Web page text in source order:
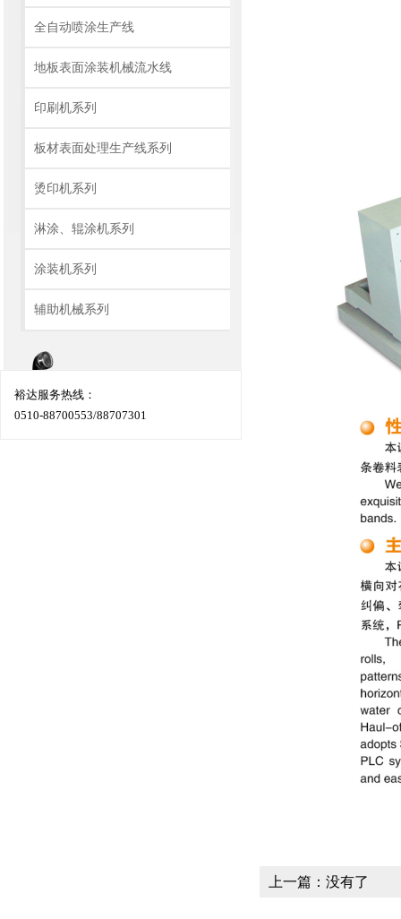
全自动喷涂生产线
地板表面涂装机械流水线
印刷机系列
板材表面处理生产线系列
烫印机系列
淋涂、辊涂机系列
涂装机系列
辅助机械系列
裕达服务热线：
0510-88700553/88707301
上一篇：没有了